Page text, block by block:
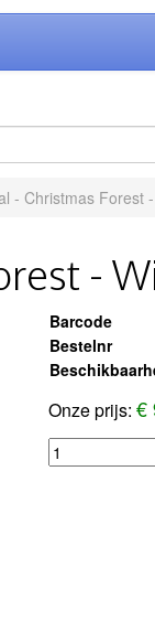
- Christmas Forest
-
Barcode
Bestelnr
Onze prijs:€